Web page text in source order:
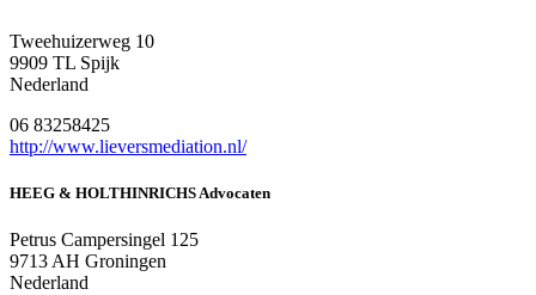
Tweehuizerweg 10
9909 TL Spijk
Nederland
06 83258425
http://www.lieversmediation.nl/
HEEG & HOLTHINRICHS Advocaten
Petrus Campersingel 125
9713 AH Groningen
Nederland